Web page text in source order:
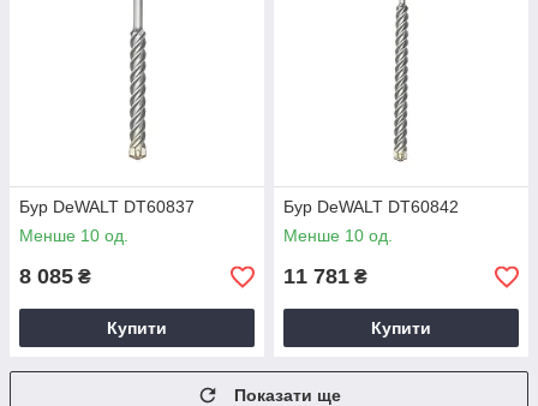
Бур DeWALT DT60837
Менше 10 од.
8 085 ₴
Купити
Бур DeWALT DT60842
Менше 10 од.
11 781 ₴
Купити
Показати ще